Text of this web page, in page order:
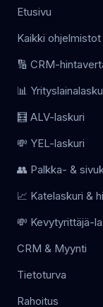
Etusivu
Kaikki ohjelmistot
🔢 CRM-
📊
🧮 ALV-laskuri
💸 YEL-laskuri
👥 Palkka- &
📈 Katelaskuri &
💸 Kevytyrittäjä-
CRM & Myynti
Tietoturva
Rahoitus